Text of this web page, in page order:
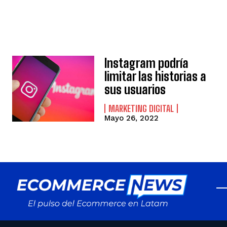
Instagram podría
limitar las historias a
sus usuarios
MARKETING DIGITAL
Mayo 26, 2022